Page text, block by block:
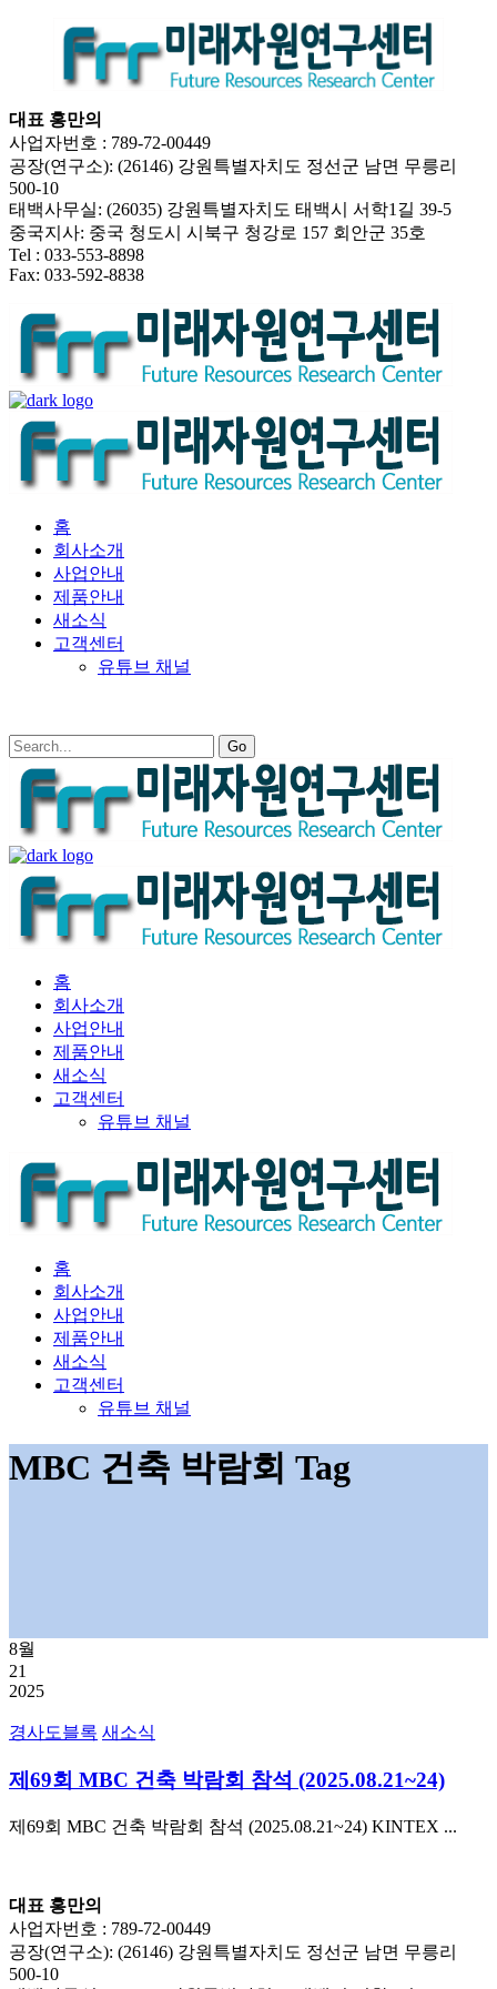
대표 홍만의
사업자번호 : 789-72-00449
공장(연구소): (26146) 강원특별자치도 정선군 남면 무릉리
500-10
태백사무실: (26035) 강원특별자치도 태백시 서학1길 39-5
중국지사: 중국 청도시 시북구 청강로 157 회안군 35호
Tel : 033-553-8898
Fax: 033-592-8838
홈
회사소개
사업안내
제품안내
새소식
고객센터
유튜브 채널
홈
회사소개
사업안내
제품안내
새소식
고객센터
유튜브 채널
홈
회사소개
사업안내
제품안내
새소식
고객센터
유튜브 채널
MBC 건축 박람회 Tag
8월
21
2025
경사도블록 새소식
제69회 MBC 건축 박람회 참석 (2025.08.21~24)
제69회 MBC 건축 박람회 참석 (2025.08.21~24) KINTEX ...
대표 홍만의
사업자번호 : 789-72-00449
공장(연구소): (26146) 강원특별자치도 정선군 남면 무릉리
500-10